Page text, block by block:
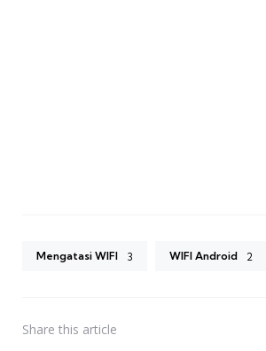
Mengatasi WIFI 3 WIFI Android 2
Share this article